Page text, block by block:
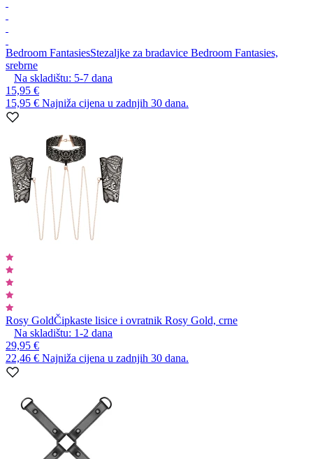
Bedroom FantasiesStezaljke za bradavice Bedroom Fantasies,
srebrne
Na skladištu: 5-7 dana
15,95 €
15,95 € Najniža cijena u zadnjih 30 dana.
Rosy GoldČipkaste lisice i ovratnik Rosy Gold, crne
Na skladištu: 1-2 dana
29,95 €
22,46 € Najniža cijena u zadnjih 30 dana.